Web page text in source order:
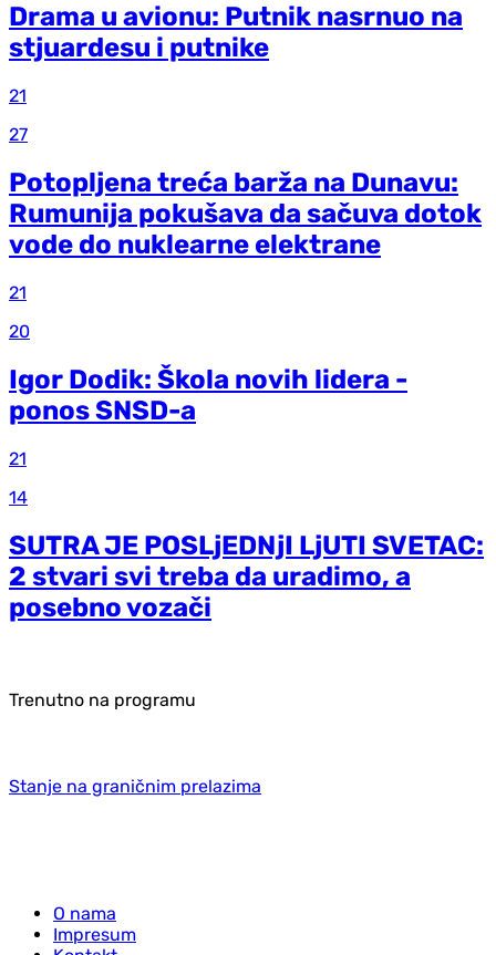
Drama u avionu: Putnik nasrnuo na
stjuardesu i putnike
21
27
Potopljena treća barža na Dunavu:
Rumunija pokušava da sačuva dotok
vode do nuklearne elektrane
21
20
Igor Dodik: Škola novih lidera -
ponos SNSD-a
21
14
SUTRA JE POSLjEDNjI LjUTI SVETAC:
2 stvari svi treba da uradimo, a
posebno vozači
Trenutno na programu
Stanje na graničnim prelazima
O nama
Impresum